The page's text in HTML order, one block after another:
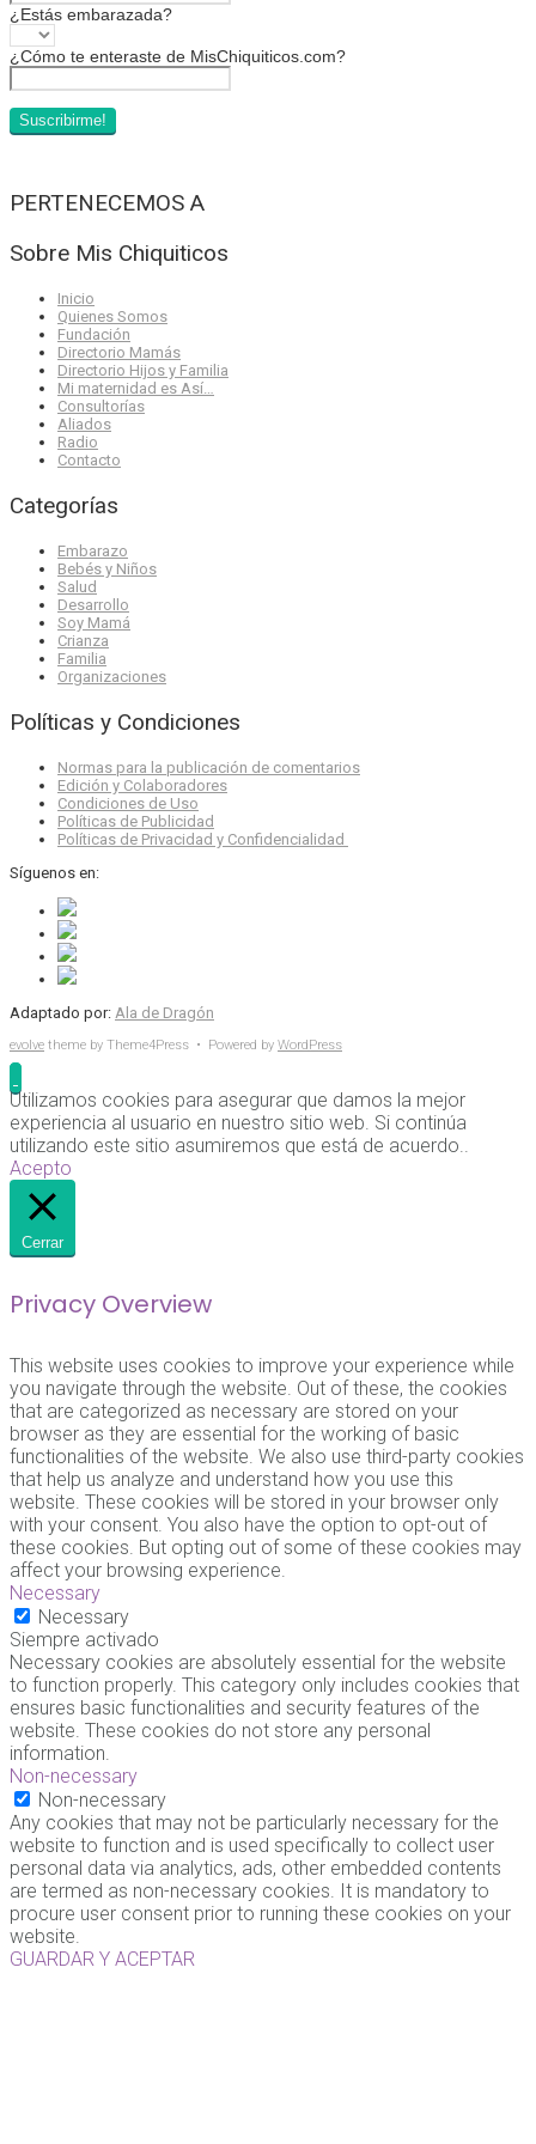
¿Estás embarazada?
¿Cómo te enteraste de MisChiquiticos.com?
PERTENECEMOS A
Sobre Mis Chiquiticos
Inicio
Quienes Somos
Fundación
Directorio Mamás
Directorio Hijos y Familia
Mi maternidad es Así…
Consultorías
Aliados
Radio
Contacto
Categorías
Embarazo
Bebés y Niños
Salud
Desarrollo
Soy Mamá
Crianza
Familia
Organizaciones
Políticas y Condiciones
Normas para la publicación de comentarios
Edición y Colaboradores
Condiciones de Uso
Políticas de Publicidad
Políticas de Privacidad y Confidencialidad
Síguenos en:
Adaptado por: Ala de Dragón
evolve theme by Theme4Press • Powered by WordPress
Utilizamos cookies para asegurar que damos la mejor
experiencia al usuario en nuestro sitio web. Si continúa
utilizando este sitio asumiremos que está de acuerdo..
Acepto
Cerrar
Privacy Overview
This website uses cookies to improve your experience while
you navigate through the website. Out of these, the cookies
that are categorized as necessary are stored on your
browser as they are essential for the working of basic
functionalities of the website. We also use third-party cookies
that help us analyze and understand how you use this
website. These cookies will be stored in your browser only
with your consent. You also have the option to opt-out of
these cookies. But opting out of some of these cookies may
affect your browsing experience.
Necessary
Necessary
Siempre activado
Necessary cookies are absolutely essential for the website
to function properly. This category only includes cookies that
ensures basic functionalities and security features of the
website. These cookies do not store any personal
information.
Non-necessary
Non-necessary
Any cookies that may not be particularly necessary for the
website to function and is used specifically to collect user
personal data via analytics, ads, other embedded contents
are termed as non-necessary cookies. It is mandatory to
procure user consent prior to running these cookies on your
website.
GUARDAR Y ACEPTAR